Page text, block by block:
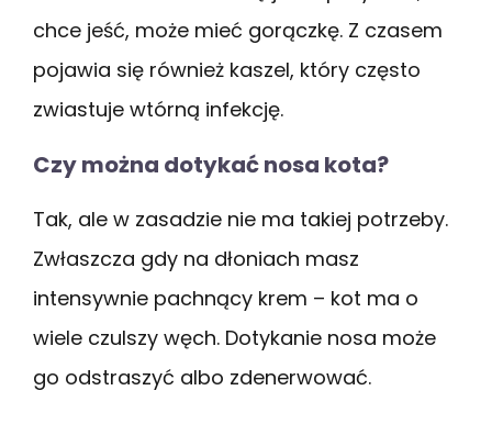
chce jeść, może mieć gorączkę. Z czasem
pojawia się również kaszel, który często
zwiastuje wtórną infekcję.
Czy można dotykać nosa kota?
Tak, ale w zasadzie nie ma takiej potrzeby.
Zwłaszcza gdy na dłoniach masz
intensywnie pachnący krem – kot ma o
wiele czulszy węch. Dotykanie nosa może
go odstraszyć albo zdenerwować.